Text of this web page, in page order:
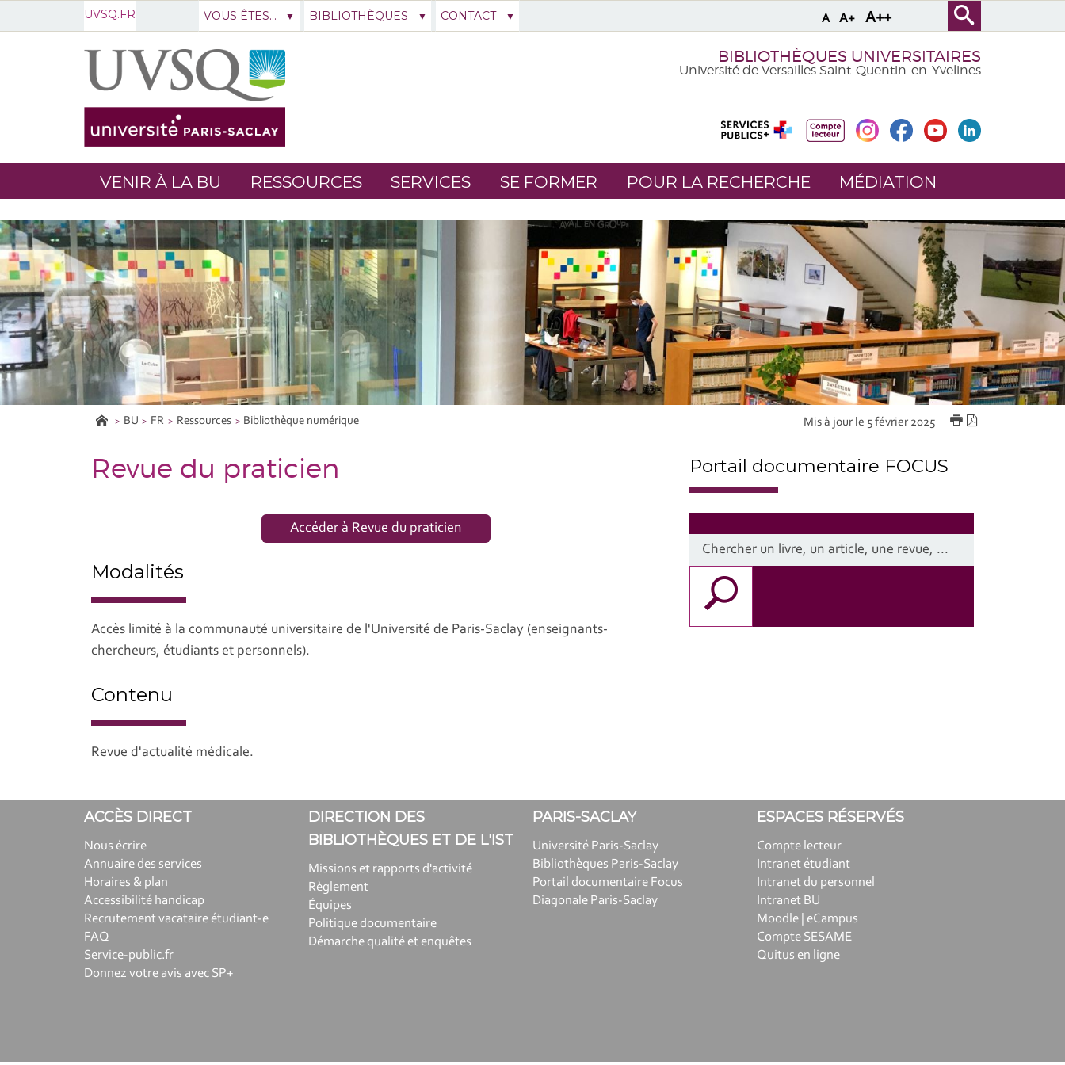
A A+ A++
UVSQ.FR
BIBLIOTHÈQUES UNIVERSITAIRES
Université de Versailles Saint-Quentin-en-Yvelines
VENIR À LA BU RESSOURCES SERVICES SE FORMER POUR LA RECHERCHE MÉDIATION
BU FR Ressources Bibliothèque numérique Mis à jour le 5 février 2025 IMPRIMER
Revue du praticien
Accéder à Revue du praticien
Modalités
Accès limité à la communauté universitaire de l'Université de Paris-Saclay (enseignants-
chercheurs, étudiants et personnels).
Contenu
Revue d'actualité médicale.
Portail documentaire FOCUS
VOUS ÊTES... BIBLIOTHÈQUES CONTACT
ACCÈS DIRECT
Nous écrire
Annuaire des services
Horaires & plan
Accessibilité handicap
Recrutement vacataire étudiant-e
FAQ
Service-public.fr
Donnez votre avis avec SP+
DIRECTION DES
BIBLIOTHÈQUES ET DE L'IST
Missions et rapports d'activité
Règlement
Équipes
Politique documentaire
Démarche qualité et enquêtes
PARIS-SACLAY
Université Paris-Saclay
Bibliothèques Paris-Saclay
Portail documentaire Focus
Diagonale Paris-Saclay
ESPACES RÉSERVÉS
Compte lecteur
Intranet étudiant
Intranet du personnel
Intranet BU
Moodle | eCampus
Compte SESAME
Quitus en ligne